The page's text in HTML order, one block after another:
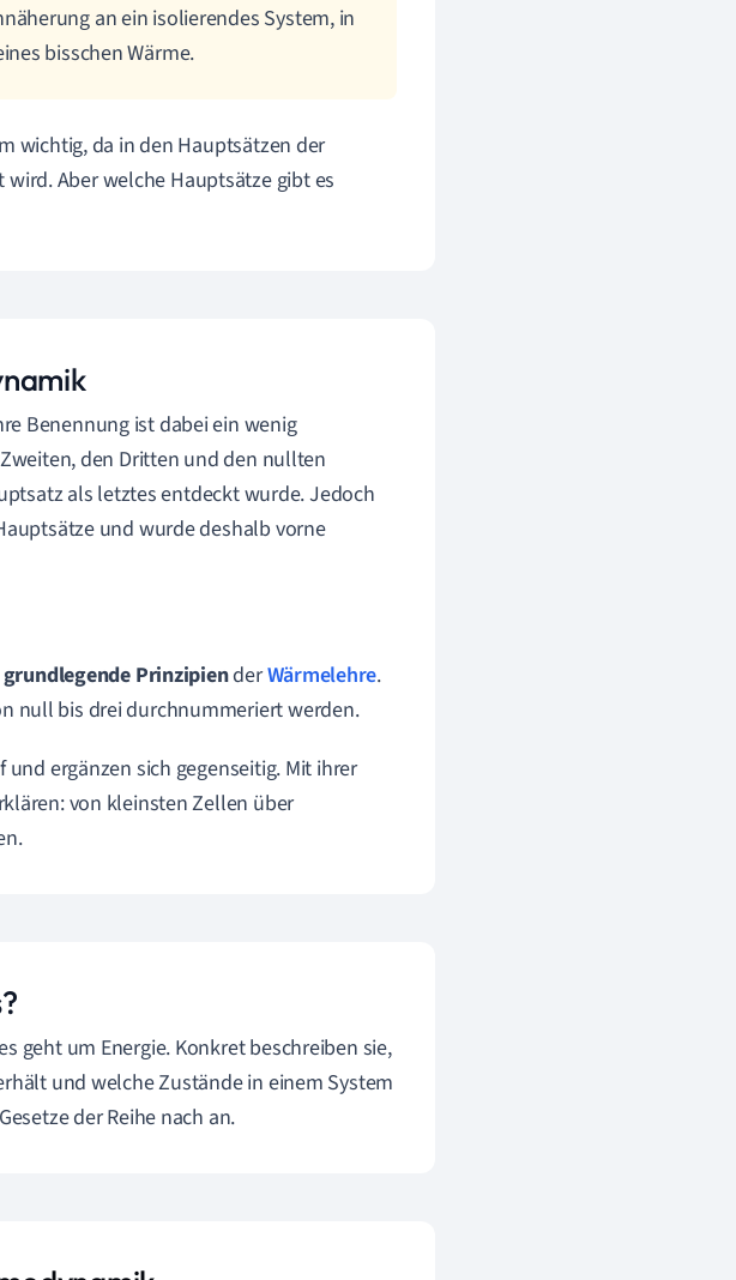
an ein isolierendes System, in
bisschen Wärme.
wichtig, da in den Hauptsätzen der
Aber welche Hauptsätze gibt es
Benennung ist dabei ein wenig
den Dritten und den nullten
als letztes entdeckt wurde. Jedoch
und wurde deshalb vorne
grundlegende PrinzipienderWärmelehre.
null bis drei durchnummeriert werden.
ergänzen sich gegenseitig. Mit ihrer
von kleinsten Zellen über
geht um Energie. Konkret beschreiben sie,
und welche Zustände in einem System
der Reihe nach an.